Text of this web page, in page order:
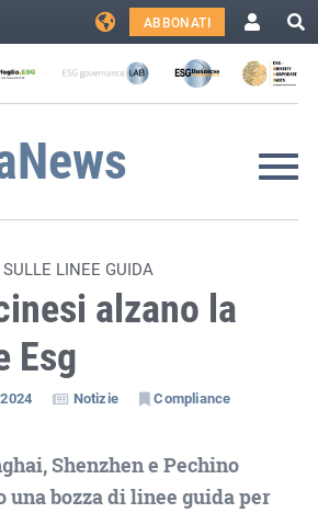
ABBONATI
LINEE GUIDA
alzano la
Esg
Notizie Compliance
Shenzhen e Pechino
una bozza di linee guida per